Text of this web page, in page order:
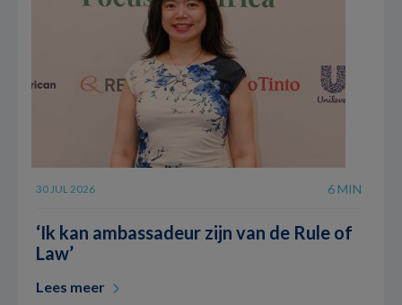
30 JUL 2026 6 MIN
‘Ik kan ambassadeur zijn van de Rule of
Law’
Lees meer